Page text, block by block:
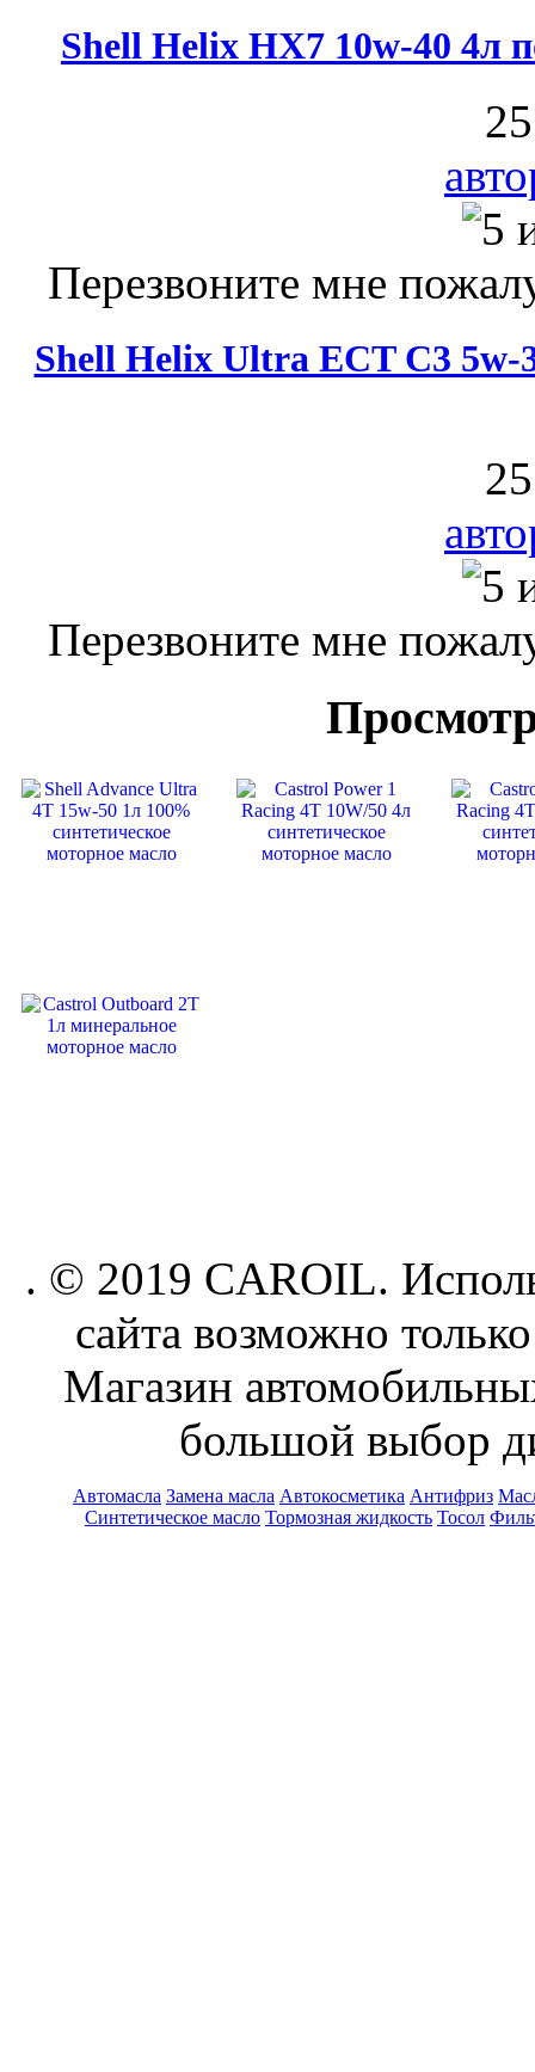
Shell Helix HX7 10w-40 4л
Перезвоните мне
Shell Helix Ultra ECT C3 5w-
Перезвоните мне
. © 2019 CAROIL.
сайта возможно
Магазин
большой выбор
Автомасла Замена масла Автокосметика Антифриз
Синтетическое масло Тормозная жидкость Тосол